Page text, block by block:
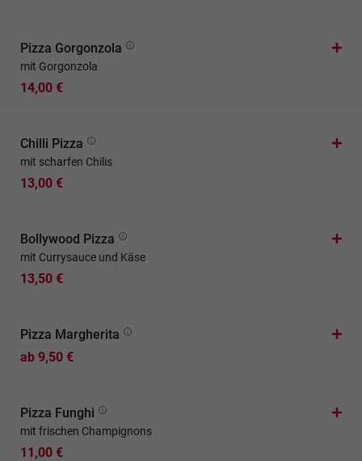
Pizza Gorgonzola
mit Gorgonzola
14,00 €
Chilli Pizza
mit scharfen Chilis
13,00 €
Bollywood Pizza
mit Currysauce und Käse
13,50 €
Pizza Margherita
ab 9,50 €
Pizza Funghi
mit frischen Champignons
11,00 €